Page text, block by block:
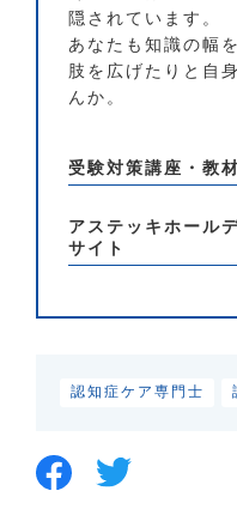
隠されています。
あなたも知識の幅
肢を広げたりと自
んか。
受験対策講座・教
アステッキホール
サイト
認知症ケア専門士